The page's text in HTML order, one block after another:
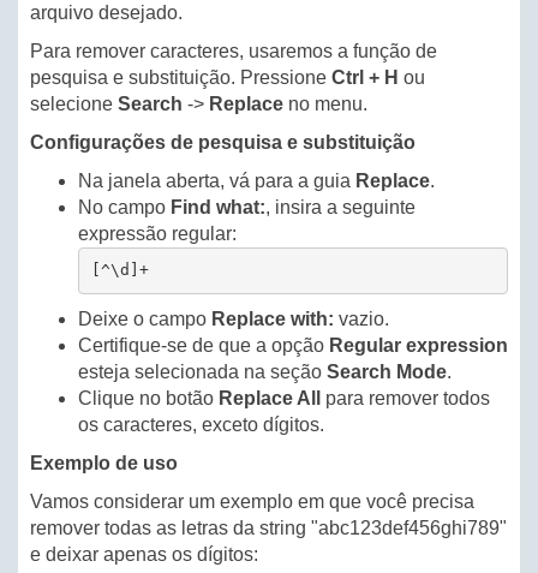
arquivo desejado.
Para remover caracteres, usaremos a função de
pesquisa e substituição. Pressione Ctrl + H ou
selecione Search -> Replace no menu.
Configurações de pesquisa e substituição
Na janela aberta, vá para a guia Replace.
No campo Find what:, insira a seguinte
expressão regular:
[^\d]+
Deixe o campo Replace with: vazio.
Certifique-se de que a opção Regular expression
esteja selecionada na seção Search Mode.
Clique no botão Replace All
para remover todos
os caracteres, exceto dígitos.
Exemplo de uso
Vamos considerar um exemplo em que você precisa
remover todas as letras da string "abc123def456ghi789"
e deixar apenas os dígitos: